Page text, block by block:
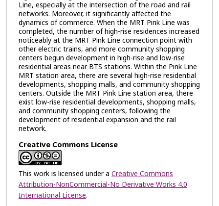
Line, especially at the intersection of the road and rail
networks. Moreover, it significantly affected the
dynamics of commerce. When the MRT Pink Line was
completed, the number of high-rise residences increased
noticeably at the MRT Pink Line connection point with
other electric trains, and more community shopping
centers begun development in high-rise and low-rise
residential areas near BTS stations. Within the Pink Line
MRT station area, there are several high-rise residential
developments, shopping malls, and community shopping
centers. Outside the MRT Pink Line station area, there
exist low-rise residential developments, shopping malls,
and community shopping centers, following the
development of residential expansion and the rail
network.
Creative Commons License
This work is licensed under a Creative Commons
Attribution-NonCommercial-No Derivative Works 4.0
International License.